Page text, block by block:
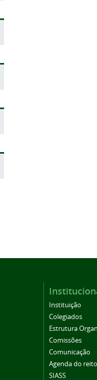
Instituição
Colegiados
Estrutura
Comissões
Comunicação
Agenda do
SIASS